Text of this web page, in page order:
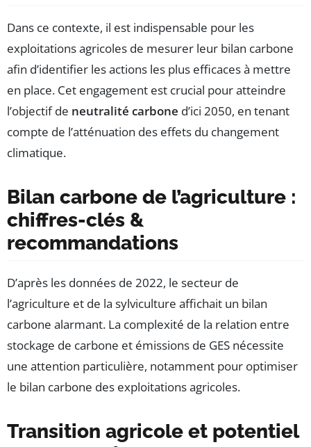
Dans ce contexte, il est indispensable pour les
exploitations agricoles de mesurer leur bilan carbone
afin d’identifier les actions les plus efficaces à mettre
en place. Cet engagement est crucial pour atteindre
l’objectif de neutralité carbone d’ici 2050, en tenant
compte de l’atténuation des effets du changement
climatique.
Bilan carbone de l’agriculture :
chiffres-clés &
recommandations
D’après les données de 2022, le secteur de
l’agriculture et de la sylviculture affichait un bilan
carbone alarmant. La complexité de la relation entre
stockage de carbone et émissions de GES nécessite
une attention particulière, notamment pour optimiser
le bilan carbone des exploitations agricoles.
Transition agricole et potentiel